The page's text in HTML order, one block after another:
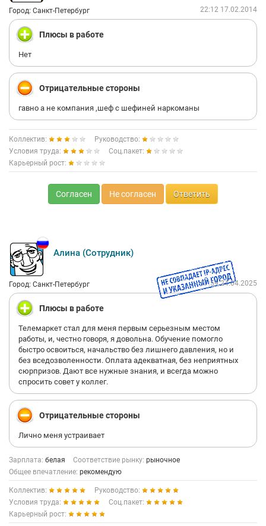
Город: Санкт-Петербург 22:12 17.02.2014
Плюсы в работе
Нет
Отрицательные стороны
гавно а не компания ,шеф с шефиней наркоманы
Коллектив:
Руководство:
Условия труда:
Соц.пакет:
Карьерный рост:
Согласен Не согласен Ответить
Алина (Сотрудник)
Город: Санкт-Петербург 17:59 24.04.2025
Плюсы в работе
Телемаркет стал для меня первым серьезным местом
работы, и, честно говоря, я довольна. Обучение помогло
быстро освоиться, начальство без лишнего давления, но и
без вседозволенности. Оплата адекватная, без неприятных
сюрпризов. Дают все нужные знания, и всегда можно
спросить совет у коллег.
Отрицательные стороны
Лично меня устраивает
Зарплата: белая Соответствие рынку: рыночное
Общее впечатление: рекомендую
Коллектив:
Руководство:
Условия труда:
Соц.пакет:
Карьерный рост: